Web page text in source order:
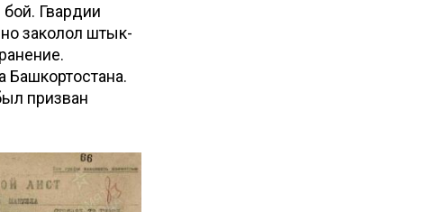
Гвардии
заколол штык-
Башкортостана.
призван